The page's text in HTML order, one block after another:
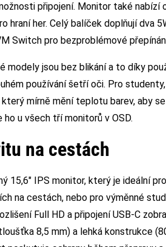
připojení. Monitor také
hraní her. Celý balíček doplňují dva
Switch pro bezproblémové
modely jsou bez blikání a to díky
používání šetří oči. Pro
mírně mění teplotu barev, aby
u všech tří monitorů v OSD.
na cestách
15,6″ IPS monitor, který je ideální
na cestách, nebo pro výměnné
Full HD a připojení USB-C
8,5 mm) a lehká konstrukce